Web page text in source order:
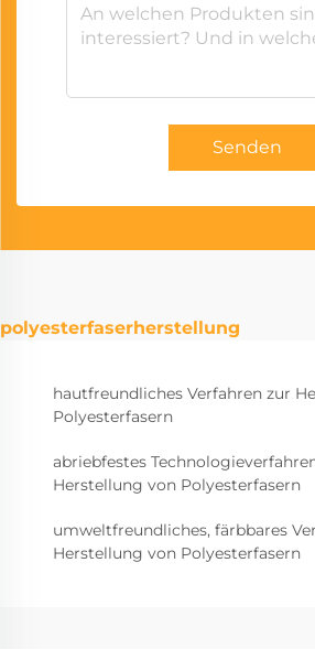
Senden
polyesterfaserherstellung
hautfreundliches Verfahren zur
Polyesterfasern
abriebfestes
Herstellung von Polyesterfasern
umweltfreundliches, färbbares
Herstellung von Polyesterfasern